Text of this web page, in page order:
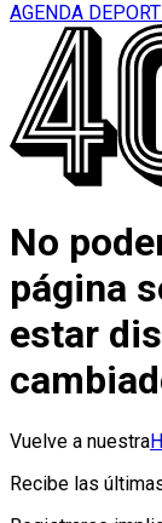
AGENDA
No
página
estar
Vuelve a nuestra
Recibe las